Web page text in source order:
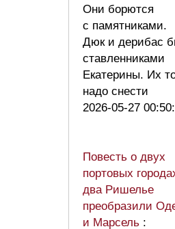
Они борются
с памятниками.
Дюк и дерибас
ставленниками
Екатерины. Их
надо снести
2026-05-27
Повесть о двух
портовых
два Ришелье
преобразили
и Марсель :